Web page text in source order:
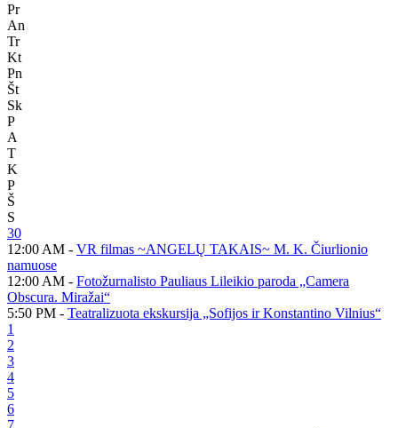
Pr
An
Tr
Kt
Pn
Št
Sk
P
A
T
K
P
Š
S
30
12:00 AM - VR filmas ~ANGELŲ TAKAIS~ M. K. Čiurlionio
namuose
12:00 AM - Fotožurnalisto Pauliaus Lileikio paroda „Camera
Obscura. Miražai“
5:50 PM - Teatralizuota ekskursija „Sofijos ir Konstantino Vilnius“
1
2
3
4
5
6
7